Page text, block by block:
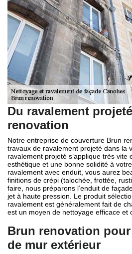
Du ravalement
renovation
Notre entreprise de couverture Brun
travaux de ravalement projeté dans la
ravalement projeté s’applique très vite
esthétique et une bonne solidité à
ravalement avec enduit, vous aurez
finitions de crépi (talochée, frottée,
faire, nous préparons l’enduit de
jet à haute pression. Le produit
ravalement est généralement fait de
est un moyen de nettoyage efficace et
Brun renovation
de mur extérieur